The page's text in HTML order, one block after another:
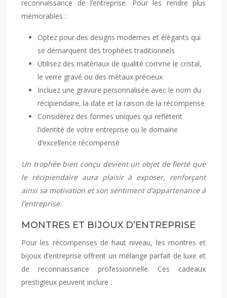
reconnaissance de l’entreprise. Pour les rendre plus
mémorables :
Optez pour des designs modernes et élégants qui
se démarquent des trophées traditionnels
Utilisez des matériaux de qualité comme le cristal,
le verre gravé ou des métaux précieux
Incluez une gravure personnalisée avec le nom du
récipiendaire, la date et la raison de la récompense
Considérez des formes uniques qui reflètent
l’identité de votre entreprise ou le domaine
d’excellence récompensé
Un trophée bien conçu devient un objet de fierté que
le récipiendaire aura plaisir à exposer, renforçant
ainsi sa motivation et son sentiment d’appartenance à
l’entreprise.
MONTRES ET BIJOUX D’ENTREPRISE
Pour les récompenses de haut niveau, les montres et
bijoux d’entreprise offrent un mélange parfait de luxe et
de reconnaissance professionnelle. Ces cadeaux
prestigieux peuvent inclure :